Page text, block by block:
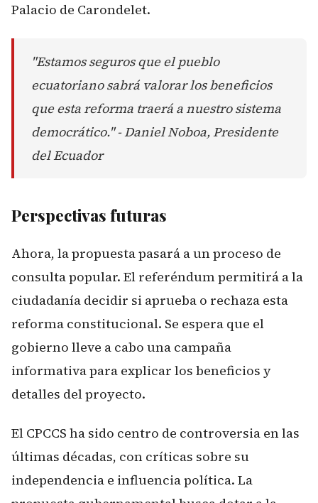
Palacio de Carondelet.
"Estamos seguros que el pueblo
ecuatoriano sabrá valorar los beneficios
que esta reforma traerá a nuestro sistema
democrático." - Daniel Noboa, Presidente
del Ecuador
Perspectivas futuras
Ahora, la propuesta pasará a un proceso de
consulta popular. El referéndum permitirá a la
ciudadanía decidir si aprueba o rechaza esta
reforma constitucional. Se espera que el
gobierno lleve a cabo una campaña
informativa para explicar los beneficios y
detalles del proyecto.
El CPCCS ha sido centro de controversia en las
últimas décadas, con críticas sobre su
independencia e influencia política. La